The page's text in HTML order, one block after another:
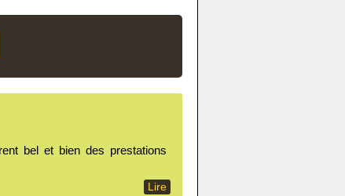
bel et bien des prestations
Lire